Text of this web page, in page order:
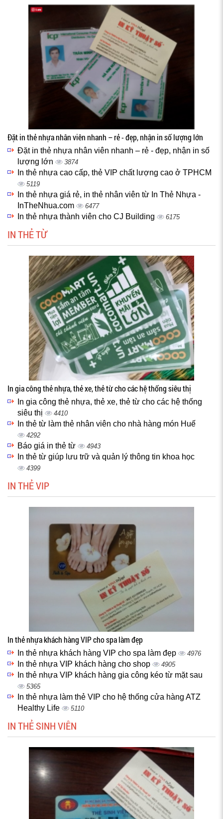
Đặt in thẻ nhựa nhân viên nhanh – rẻ - đẹp, nhận in số lượng lớn
Đặt in thẻ nhựa nhân viên nhanh – rẻ - đẹp, nhận in số
lượng lớn
3874
In thẻ nhựa cao cấp, thẻ VIP chất lượng cao ở TPHCM
5119
In thẻ nhựa giá rẻ, in thẻ nhân viên từ In Thẻ Nhựa -
InTheNhua.com
6477
In thẻ nhựa thành viên cho CJ Building 6175
IN THẺ TỪ
In gia công thẻ nhựa, thẻ xe, thẻ từ cho các hệ thống siêu thị
In gia công thẻ nhựa, thẻ xe, thẻ từ cho các hệ thống
siêu thị
4410
In thẻ từ làm thẻ nhân viên cho nhà hàng món Huế
4292
Báo giá in thẻ từ 4943
In thẻ từ giúp lưu trữ và quản lý thông tin khoa học
4399
IN THẺ VIP
In thẻ nhựa khách hàng VIP cho spa làm đẹp
In thẻ nhựa khách hàng VIP cho spa làm đẹp 4976
In thẻ nhựa VIP khách hàng cho shop 4905
In thẻ nhựa VIP khách hàng gia công kéo từ mặt sau
5365
In thẻ nhựa làm thẻ VIP cho hệ thống cửa hàng ATZ
Healthy Life
5110
IN THẺ SINH VIÊN